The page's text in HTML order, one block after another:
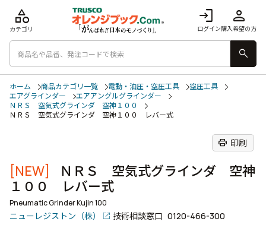
login
ログイン
person
購入希望の方
category
カテゴリ
search
ホーム 商品カテゴリ一覧 電動・油圧・空圧工具
空圧工具
エアグラインダー
エアアングルグラインダー
ＮＲＳ 空気式グラインダ 空神１００
ＮＲＳ 空気式グラインダ 空神１００ レバー式
print 印刷
[NEW]
ＮＲＳ 空気式グラインダ 空神
１００ レバー式
Pneumatic Grinder Kujin 100
ニューレジストン（株） 技術相談窓口 0120-466-300